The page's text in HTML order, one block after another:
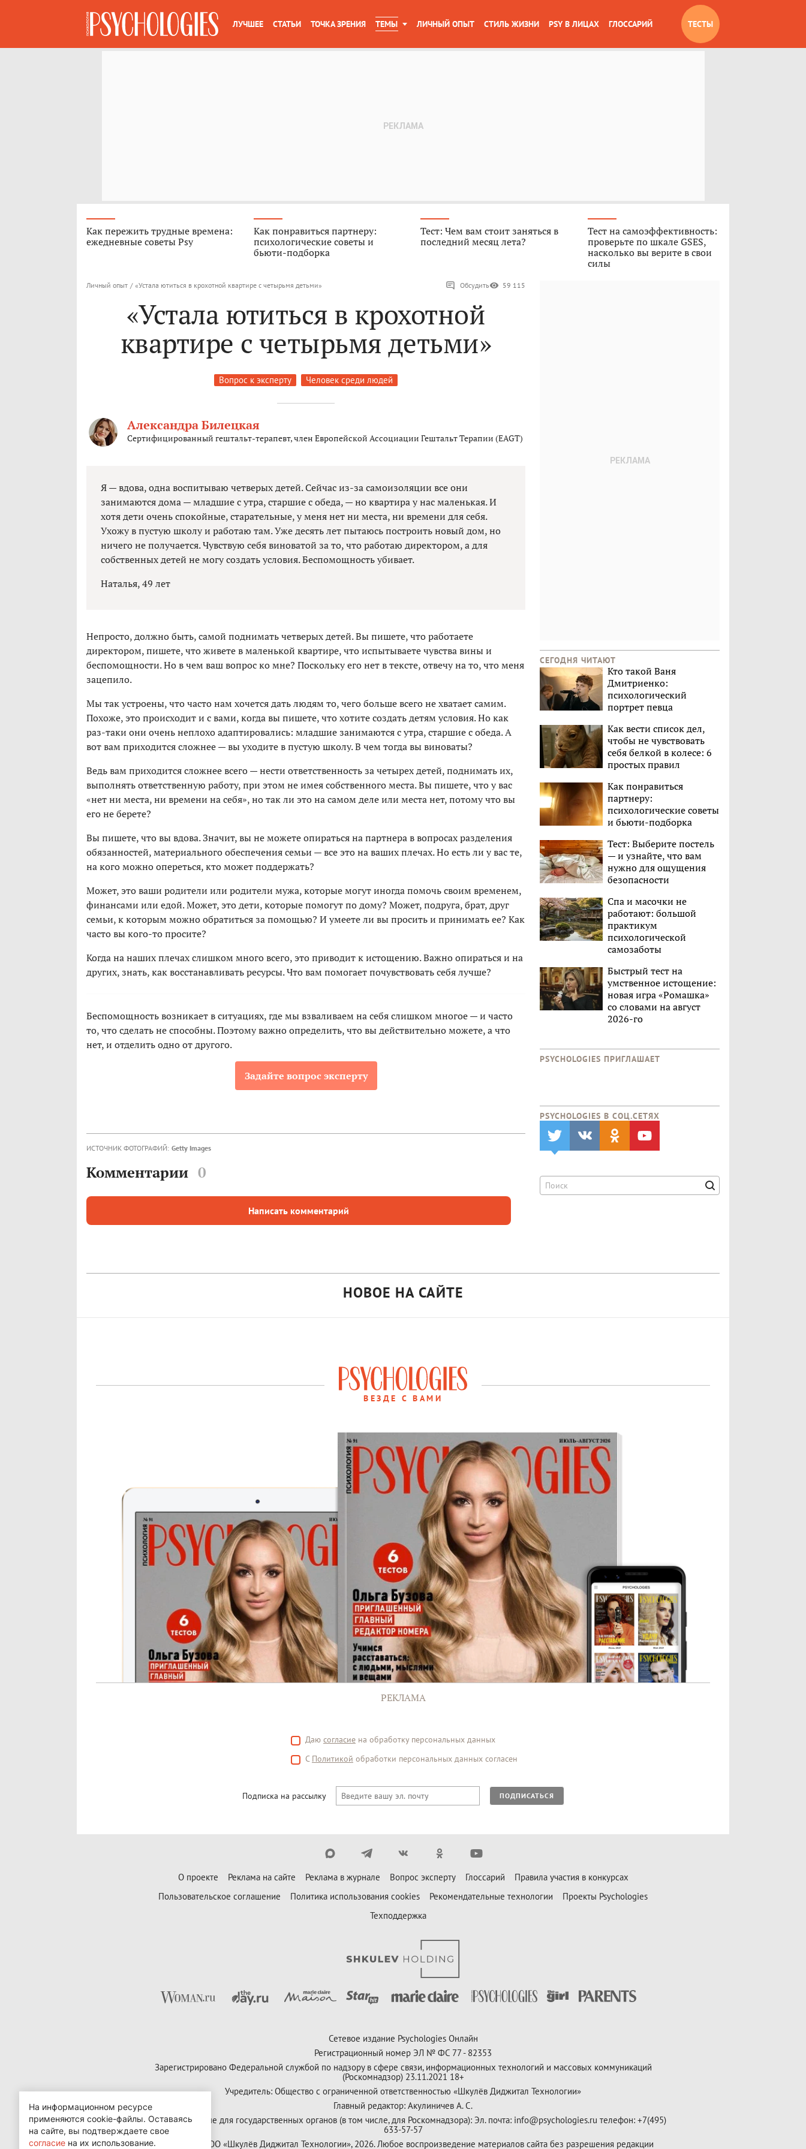
ЛУЧШЕЕ СТАТЬИ ТОЧКА ЗРЕНИЯ ТЕМЫ ЛИЧНЫЙ ОПЫТ СТИЛЬ ЖИЗНИ PSY В ЛИЦАХ ГЛОССАРИЙ ТЕСТЫ
Как пережить трудные времена:
ежедневные советы Psy
Как понравиться партнеру:
психологические советы и
бьюти-подборка
Тест: Чем вам стоит заняться в
последний месяц лета?
Тест на самоэффективность:
проверьте по шкале GSES,
насколько вы верите в свои
силы
Личный опыт / «Устала ютиться в крохотной квартире с четырьмя детьми» Обсудить 59 115
«Устала ютиться в крохотной
квартире с четырьмя детьми»
Вопрос к эксперту Человек среди людей
Александра Билецкая
Сертифицированный гештальт-терапевт, член Европейской Ассоциации Гештальт Терапии (EAGT)
Я — вдова, одна воспитываю четверых детей. Сейчас из-за самоизоляции все они
занимаются дома — младшие с утра, старшие с обеда, — но квартира у нас маленькая. И
хотя дети очень спокойные, старательные, у меня нет ни места, ни времени для себя.
Ухожу в пустую школу и работаю там. Уже десять лет пытаюсь построить новый дом, но
ничего не получается. Чувствую себя виноватой за то, что работаю директором, а для
собственных детей не могу создать условия. Беспомощность убивает.
Наталья, 49 лет
Непросто, должно быть, самой поднимать четверых детей. Вы пишете, что работаете
директором, пишете, что живете в маленькой квартире, что испытываете чувства вины и
беспомощности. Но в чем ваш вопрос ко мне? Поскольку его нет в тексте, отвечу на то, что меня
зацепило.
Мы так устроены, что часто нам хочется дать людям то, чего больше всего не хватает самим.
Похоже, это происходит и с вами, когда вы пишете, что хотите создать детям условия. Но как
раз-таки они очень неплохо адаптировались: младшие занимаются с утра, старшие с обеда. А
вот вам приходится сложнее — вы уходите в пустую школу. В чем тогда вы виноваты?
Ведь вам приходится сложнее всего — нести ответственность за четырех детей, поднимать их,
выполнять ответственную работу, при этом не имея собственного места. Вы пишете, что у вас
«нет ни места, ни времени на себя», но так ли это на самом деле или места нет, потому что вы
его не берете?
Вы пишете, что вы вдова. Значит, вы не можете опираться на партнера в вопросах разделения
обязанностей, материального обеспечения семьи — все это на ваших плечах. Но есть ли у вас те,
на кого можно опереться, кто может поддержать?
Может, это ваши родители или родители мужа, которые могут иногда помочь своим временем,
финансами или едой. Может, это дети, которые помогут по дому? Может, подруга, брат, друг
семьи, к которым можно обратиться за помощью? И умеете ли вы просить и принимать ее? Как
часто вы кого-то просите?
Когда на наших плечах слишком много всего, это приводит к истощению. Важно опираться и на
других, знать, как восстанавливать ресурсы. Что вам помогает почувствовать себя лучше?
Беспомощность возникает в ситуациях, где мы взваливаем на себя слишком многое — и часто
то, что сделать не способны. Поэтому важно определить, что вы действительно можете, а что
нет, и отделить одно от другого.
Задайте вопрос эксперту
ИСТОЧНИК ФОТОГРАФИЙ: Getty Images
Комментарии 0
Написать комментарий
СЕГОДНЯ ЧИТАЮТ
Кто такой Ваня
Дмитриенко:
психологический
портрет певца
Как вести список дел,
чтобы не чувствовать
себя белкой в колесе: 6
простых правил
Как понравиться
партнеру:
психологические советы
и бьюти-подборка
Тест: Выберите постель
— и узнайте, что вам
нужно для ощущения
безопасности
Спа и масочки не
работают: большой
практикум
психологической
самозаботы
Быстрый тест на
умственное истощение:
новая игра «Ромашка»
со словами на август
2026-го
PSYCHOLOGIES ПРИГЛАШАЕТ
PSYCHOLOGIES В CОЦ.СЕТЯХ
НОВОЕ НА САЙТЕ
ВЕЗДЕ С ВАМИ
РЕКЛАМА
Даю согласие на обработку персональных данных
С Политикой обработки персональных данных согласен
Подписка на рассылку ПОДПИСАТЬСЯ
О проекте Реклама на сайте Реклама в журнале Вопрос эксперту Глоссарий
Правила участия в конкурсах
Пользовательское соглашение
Политика использования cookies Рекомендательные технологии
Проекты Psychologies
Техподдержка
Сетевое издание Psychologies Онлайн
Регистрационный номер ЭЛ № ФС 77 - 82353
Зарегистрировано Федеральной службой по надзору в сфере связи, информационных технологий и массовых коммуникаций
(Роскомнадзор) 23.11.2021 18+
Учредитель: Общество с ограниченной ответственностью «Шкулёв Диджитал Технологии»
Главный редактор: Акулиничев А. С.
Контактные данные для государственных органов (в том числе, для Роскомнадзора): Эл. почта: info@psychologies.ru телефон: +7(495)
633-57-57
Copyright (с) ООО «Шкулёв Диджитал Технологии», 2026. Любое воспроизведение материалов сайта без разрешения редакции
На информационном ресурсе
применяются cookie-файлы. Оставаясь
на сайте, вы подтверждаете свое
согласие на их использование.